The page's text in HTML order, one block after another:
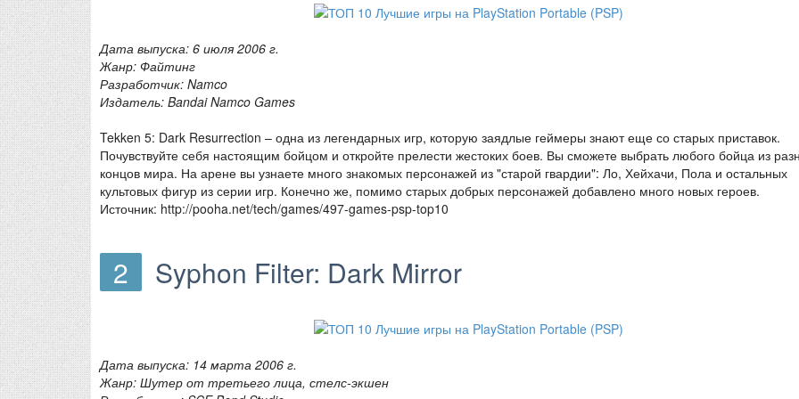
Дата выпуска: 6 июля 2006 г.
Жанр: Файтинг
Разработчик: Namco
Издатель: Bandai Namco Games
Tekken 5: Dark Resurrection – одна из легендарных игр, которую заядлые геймеры знают еще со старых приставок.
Почувствуйте себя настоящим бойцом и откройте прелести жестоких боев. Вы сможете выбрать любого бойца из
концов мира. На арене вы узнаете много знакомых персонажей из "старой гвардии": Ло, Хейхачи, Пола и остальных
культовых фигур из серии игр. Конечно же, помимо старых добрых персонажей добавлено много новых героев.
Источник: http://pooha.net/tech/games/497-games-psp-top10
2 Syphon Filter: Dark Mirror
Дата выпуска: 14 марта 2006 г.
Жанр: Шутер от третьего лица, стелс-экшен